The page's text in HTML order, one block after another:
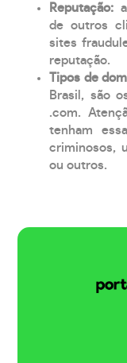
Reputação:
de outros
sites
reputação.
Tipos de
Brasil, são
.com.
tenham
criminosos,
ou outros.